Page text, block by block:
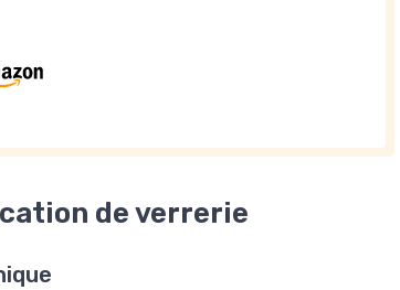
de verrerie